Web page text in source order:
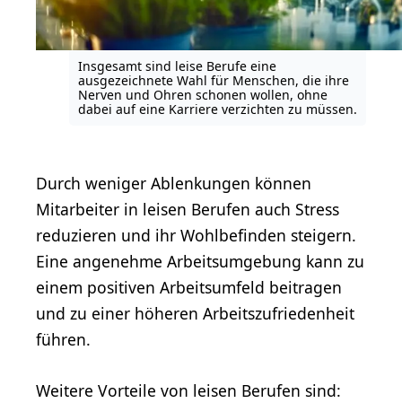
Insgesamt sind leise Berufe eine
ausgezeichnete Wahl für Menschen, die ihre
Nerven und Ohren schonen wollen, ohne
dabei auf eine Karriere verzichten zu müssen.
Durch weniger Ablenkungen können
Mitarbeiter in leisen Berufen auch Stress
reduzieren und ihr Wohlbefinden steigern.
Eine angenehme Arbeitsumgebung kann zu
einem positiven Arbeitsumfeld beitragen
und zu einer höheren Arbeitszufriedenheit
führen.
Weitere Vorteile von leisen Berufen sind: